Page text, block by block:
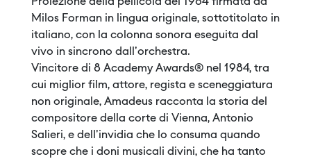
Milos Forman in lingua originale, sottotitolato in
italiano, con la colonna sonora eseguita dal
vivo in sincrono dall'orchestra.
Vincitore di 8 Academy Awards® nel 1984, tra
cui miglior film, attore, regista e sceneggiatura
non originale, Amadeus racconta la storia del
compositore della corte di Vienna, Antonio
Salieri, e dell'invidia che lo consuma quando
scopre che i doni musicali divini, che ha tanto